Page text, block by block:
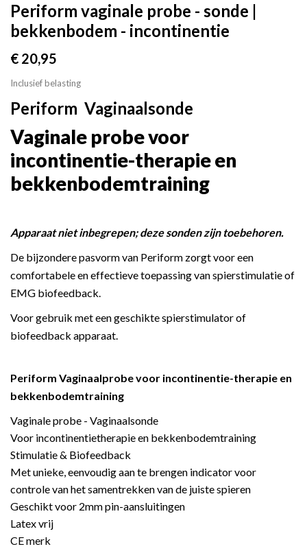
Periform vaginale probe - sonde |
bekkenbodem - incontinentie
€ 20,95
Inclusief belasting
Periform Vaginaalsonde
Vaginale probe voor
incontinentie-therapie en
bekkenbodemtraining
Apparaat niet inbegrepen; deze sonden zijn toebehoren.
De bijzondere pasvorm van Periform zorgt voor een
comfortabele en effectieve toepassing van spierstimulatie of
EMG biofeedback.
Voor gebruik met een geschikte spierstimulator of
biofeedback apparaat.
Periform Vaginaalprobe voor incontinentie-therapie en
bekkenbodemtraining
Vaginale probe - Vaginaalsonde
Voor incontinentietherapie en bekkenbodemtraining
Stimulatie & Biofeedback
Met unieke, eenvoudig aan te brengen indicator voor
controle van het samentrekken van de juiste spieren
Geschikt voor 2mm pin-aansluitingen
Latex vrij
CE merk